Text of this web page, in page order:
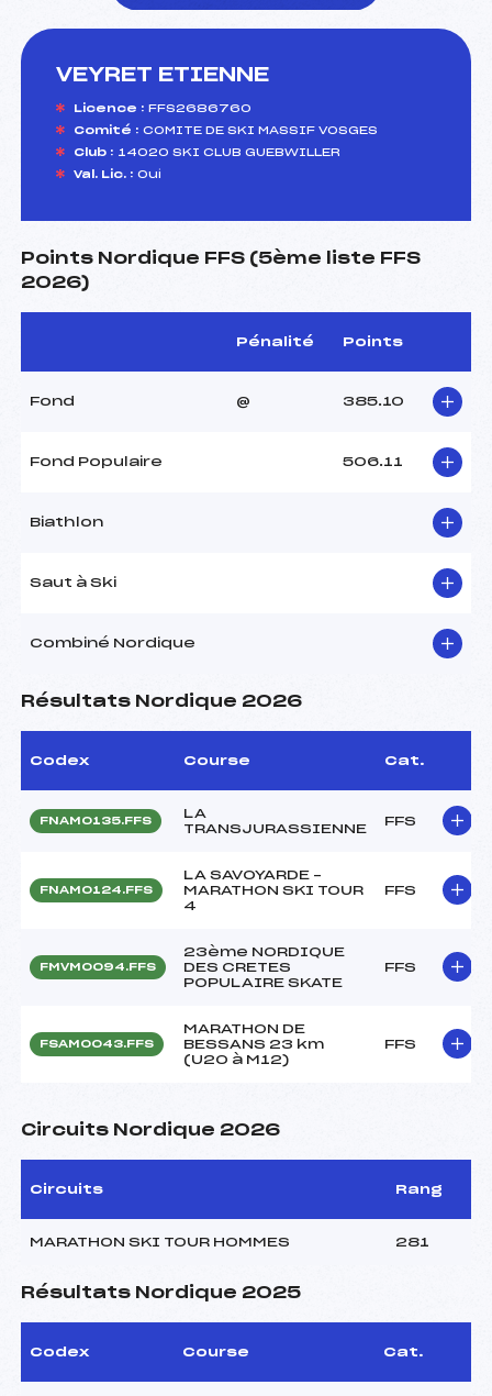
VEYRET ETIENNE
Licence : FFS2686760
Comité : COMITE DE SKI MASSIF VOSGES
Club : 14020 SKI CLUB GUEBWILLER
Val. Lic. : Oui
Points Nordique FFS (5ème liste FFS
2026)
Pénalité Points
Fond @ 385.10
Fond Populaire 506.11
Biathlon
Saut à Ski
Combiné Nordique
Résultats Nordique 2026
Codex Course Cat.
FNAM0135.FFS
LA
TRANSJURASSIENNE
FFS
FNAM0124.FFS
LA SAVOYARDE –
MARATHON SKI TOUR
4
FFS
FMVM0094.FFS
23ème NORDIQUE
DES CRETES
POPULAIRE SKATE
FFS
FSAM0043.FFS
MARATHON DE
BESSANS 23 km
(U20 à M12)
FFS
Circuits Nordique 2026
Circuits Rang
MARATHON SKI TOUR HOMMES 281
Résultats Nordique 2025
Codex Course Cat.